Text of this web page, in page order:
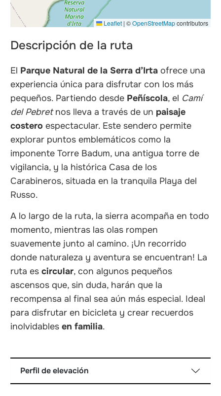
Leaflet | ©OpenStreetMapcontributors
Descripción de la ruta
El Parque Natural de la Serra d’Irta ofrece una
experiencia única para disfrutar con los más
pequeños. Partiendo desde Peñíscola, el Camí
del Pebretnos lleva a través de un paisaje
costero espectacular. Este sendero permite
explorar puntos emblemáticos como la
imponente Torre Badum, una antigua torre de
vigilancia, y la histórica Casa de los
Carabineros, situada en la tranquila Playa del
Russo.
A lo largo de la ruta, la sierra acompaña en todo
momento, mientras las olas rompen
suavemente junto al camino. ¡Un recorrido
donde naturaleza y aventura se encuentran! La
ruta escircular, con algunos pequeños
ascensos que, sin duda, harán que la
recompensa al final sea aún más especial. Ideal
para disfrutar en bicicleta y crear recuerdos
inolvidablesen familia.
Perfil de elevación